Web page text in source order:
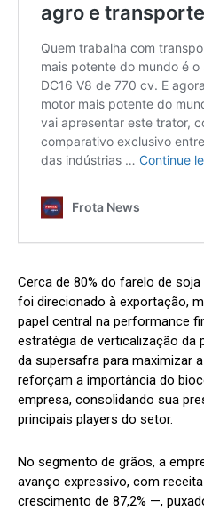
Cerca de 80% do farelo de
foi direcionado à exportação,
papel central na performance
estratégia de verticalização da
da supersafra para maximizar
reforçam a importância do
empresa, consolidando sua
principais players do setor.
No segmento de grãos, a
avanço expressivo, com
crescimento de 87,2% —,